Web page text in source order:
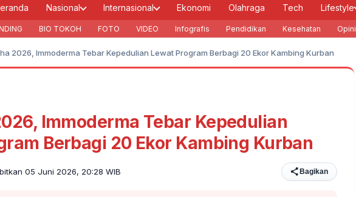
Nasional Internasional Ekonomi Olahraga Tech Lifestyle
BIO TOKOH FOTO VIDEO Infografis Pendidikan Kesehatan Opini
2026, Immoderma Tebar Kepedulian Lewat Program Berbagi 20 Ekor Kambing Kurban
Immoderma Tebar Kepedulian
Berbagi 20 Ekor Kambing Kurban
05 Juni 2026, 20:28 WIB Bagikan